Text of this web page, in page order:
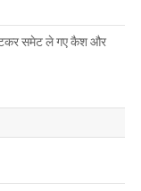
समेट ले गए कैश और